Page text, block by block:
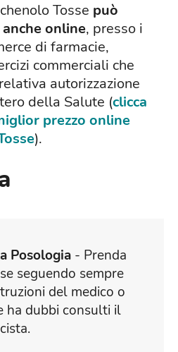
Tosse può
online, presso i
di farmacie,
commerciali che
autorizzazione
della Salute (clicca
prezzo online
).
Posologia - Prenda
seguendo sempre
del medico o
ha dubbi consulti il